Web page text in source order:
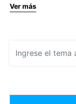
Ver más